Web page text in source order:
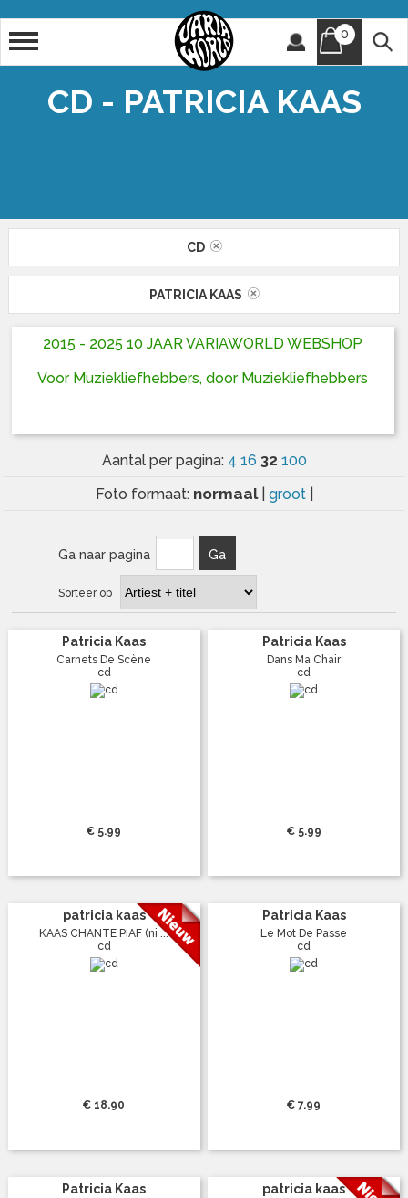
0
CD - PATRICIA KAAS
CD
PATRICIA KAAS
2015 - 2025 10 JAAR VARIAWORLD WEBSHOP
Voor Muziekliefhebbers, door Muziekliefhebbers
Aantal per pagina: 4 16 32 100
Foto formaat: normaal groot
Ga naar pagina Ga
Sorteer op
Patricia Kaas
Carnets De Scène
cd
€ 5.99
Patricia Kaas
Dans Ma Chair
cd
€ 5.99
patricia kaas
KAAS CHANTE PIAF (ni ...
cd
€ 18.90
Patricia Kaas
Le Mot De Passe
cd
€ 7.99
Patricia Kaas patricia kaas